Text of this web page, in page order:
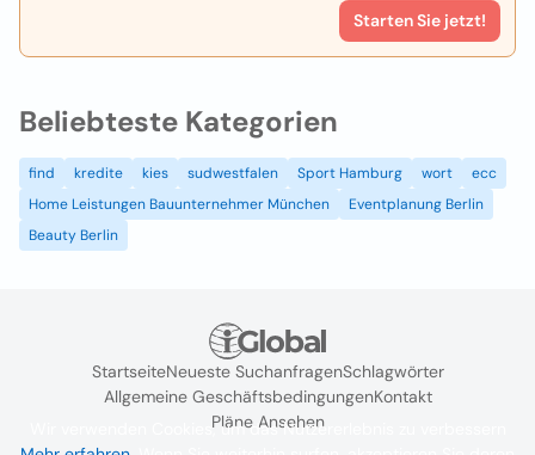
Starten Sie jetzt!
Beliebteste Kategorien
find kredite kies sudwestfalen Sport Hamburg wort
ecc
Home Leistungen Bauunternehmer München
Eventplanung Berlin
Beauty Berlin
StartseiteNeueste SuchanfragenSchlagwörter
Allgemeine GeschäftsbedingungenKontakt
Pläne Ansehen
Wir verwenden Cookies, um das Nutzererlebnis zu verbessern